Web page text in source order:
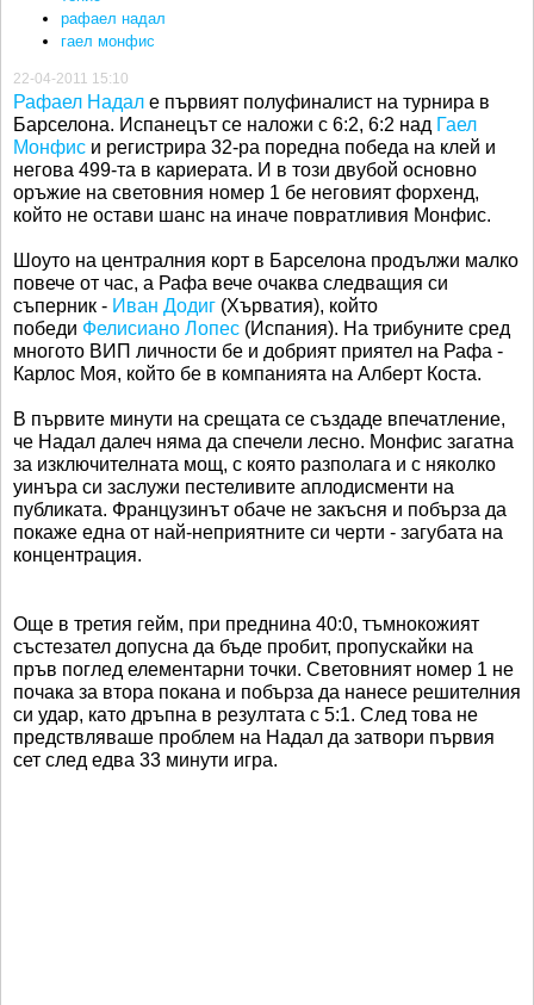
рафаел надал
гаел монфис
22-04-2011 15:10
Рафаел Надал е първият полуфиналист на турнира в
Барселона. Испанецът се наложи с 6:2, 6:2 над Гаел
Монфис и регистрира 32-ра поредна победа на клей и
негова 499-та в кариерата. И в този двубой основно
оръжие на световния номер 1 бе неговият форхенд,
който не остави шанс на иначе повратливия Монфис.
Шоуто на централния корт в Барселона продължи малко
повече от час, а Рафа вече очаква следващия си
съперник - Иван Додиг (Хърватия), който
победи Фелисиано Лопес (Испания). На трибуните сред
многото ВИП личности бе и добрият приятел на Рафа -
Карлос Моя, който бе в компанията на Алберт Коста.
В първите минути на срещата се създаде впечатление,
че Надал далеч няма да спечели лесно. Монфис загатна
за изключителната мощ, с която разполага и с няколко
уинъра си заслужи пестеливите аплодисменти на
публиката. Французинът обаче не закъсня и побърза да
покаже една от най-неприятните си черти - загубата на
концентрация.
Още в третия гейм, при преднина 40:0, тъмнокожият
състезател допусна да бъде пробит, пропускайки на
пръв поглед елементарни точки. Световният номер 1 не
почака за втора покана и побърза да нанесе решителния
си удар, като дръпна в резултата с 5:1. След това не
предствляваше проблем на Надал да затвори първия
сет след едва 33 минути игра.